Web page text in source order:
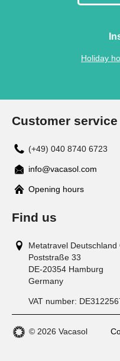
Holiday
Customer service
(+49) 040 8740 6723
info@vacasol.com
Opening hours
Find us
Metatravel Deutschland
Poststraße 33
DE-20354 Hamburg
Germany
VAT number:
© 2026 Vacasol